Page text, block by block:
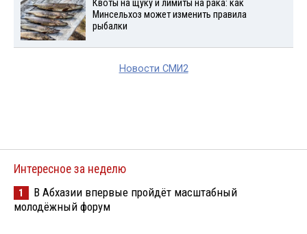
Квоты на щуку и лимиты на рака: как
Минсельхоз может изменить правила
рыбалки
Новости СМИ2
Интересное за неделю
1
В Абхазии впервые пройдёт масштабный
молодёжный форум